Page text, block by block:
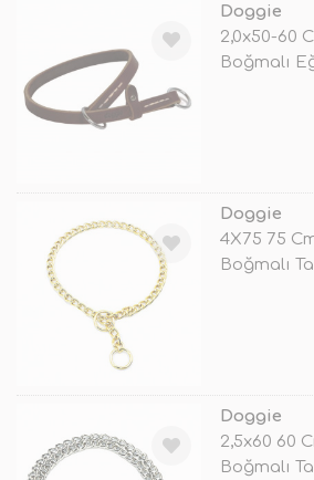
Doggie
2,0x50-60
Boğmalı
Doggie
4X75 75
Boğmalı
Doggie
2,5x60 60
Boğmalı